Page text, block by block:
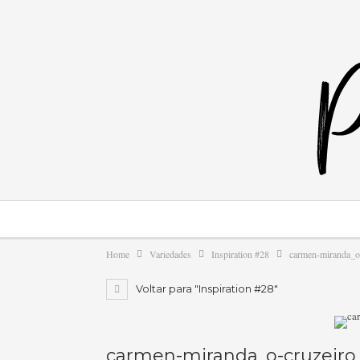
Home Variedades Inspiration #28 carmen-
Voltar para "Inspiration #28"
carmen-miranda_o-cruzeiro